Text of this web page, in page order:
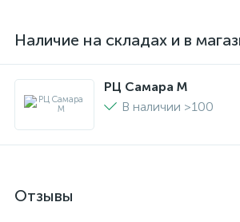
Наличие на складах и в
РЦ Самара M
В наличии >100
Отзывы